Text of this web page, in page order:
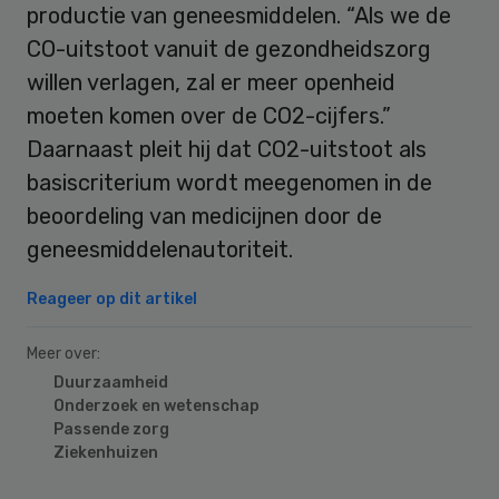
productie van geneesmiddelen. “Als we de
CO-uitstoot vanuit de gezondheidszorg
willen verlagen, zal er meer openheid
moeten komen over de CO2-cijfers.”
Daarnaast pleit hij dat CO2-uitstoot als
basiscriterium wordt meegenomen in de
beoordeling van medicijnen door de
geneesmiddelenautoriteit.
Reageer op dit artikel
Meer over:
Duurzaamheid
Onderzoek en wetenschap
Passende zorg
Ziekenhuizen